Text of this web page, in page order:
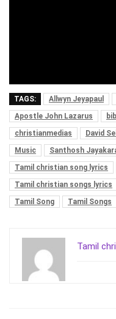
TAGS: Allwyn Jeyapaul
Apostle John Lazarus
christianmedias
David
Music
Santhosh
Tamil christian song lyrics
Tamil christian songs lyrics
Tamil Song
Tamil Songs
Tamil